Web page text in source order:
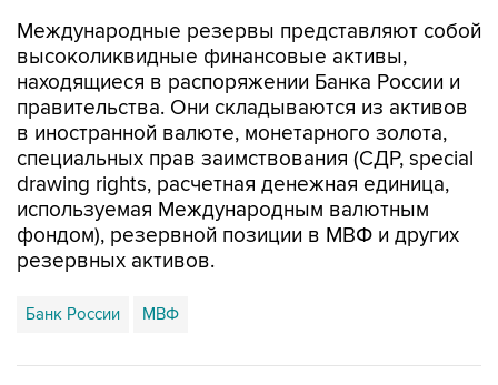
Международные резервы представляют собой
высоколиквидные финансовые активы,
находящиеся в распоряжении Банка России и
правительства. Они складываются из активов
в иностранной валюте, монетарного золота,
специальных прав заимствования (СДР, special
drawing rights, расчетная денежная единица,
используемая Международным валютным
фондом), резервной позиции в МВФ и других
резервных активов.
Банк России МВФ